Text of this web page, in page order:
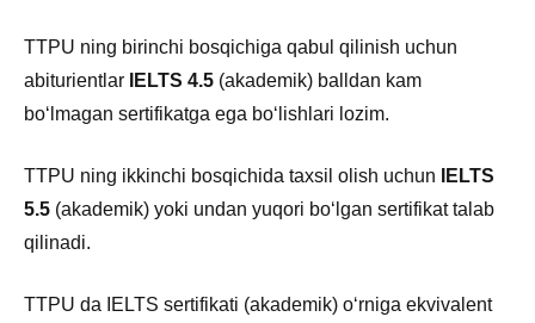
TTPU ning birinchi bosqichiga qabul qilinish uchun
abiturientlar
IELTS 4.5 (akademik) balldan kam
boʻlmagan sertifikatga ega boʻlishlari lozim.
TTPU ning ikkinchi bosqichida taxsil olish uchun
IELTS
5.5 (akademik) yoki undan yuqori boʻlgan sertifikat talab
qilinadi.
TTPU da IELTS sertifikati (akademik) oʻrniga ekvivalent